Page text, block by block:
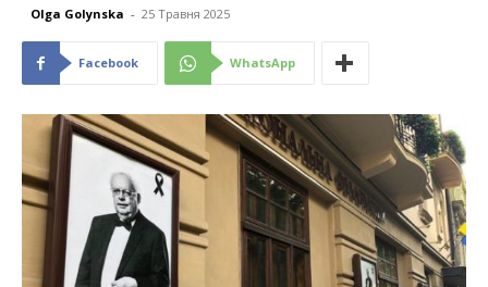
Olga Golynska - 25 Травня 2025
Facebook WhatsApp